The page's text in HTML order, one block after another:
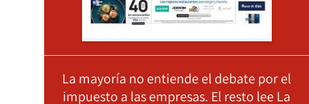
La mayoría no entiende el debate por el
impuesto a las empresas. El resto lee La